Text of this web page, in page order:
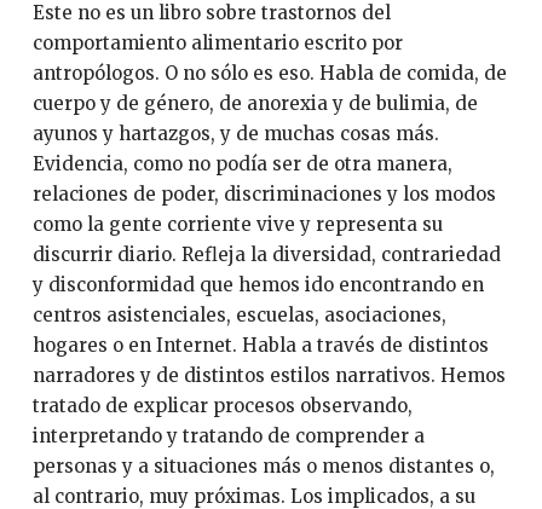
Este no es un libro sobre trastornos del
comportamiento alimentario escrito por
antropólogos. O no sólo es eso. Habla de comida, de
cuerpo y de género, de anorexia y de bulimia, de
ayunos y hartazgos, y de muchas cosas más.
Evidencia, como no podía ser de otra manera,
relaciones de poder, discriminaciones y los modos
como la gente corriente vive y representa su
discurrir diario. Refleja la diversidad, contrariedad
y disconformidad que hemos ido encontrando en
centros asistenciales, escuelas, asociaciones,
hogares o en Internet. Habla a través de distintos
narradores y de distintos estilos narrativos. Hemos
tratado de explicar procesos observando,
interpretando y tratando de comprender a
personas y a situaciones más o menos distantes o,
al contrario, muy próximas. Los implicados, a su